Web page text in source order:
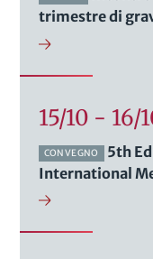
trimestre di
15/10 - 16/
CONVEGNO
5th
International